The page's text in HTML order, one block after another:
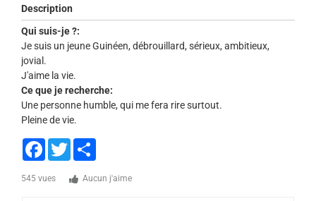
Description
Qui suis-je ?:
Je suis un jeune Guinéen, débrouillard, sérieux, ambitieux,
jovial.
J'aime la vie.
Ce que je recherche:
Une personne humble, qui me fera rire surtout.
Pleine de vie.
Facebook
Twitter
545 vues Aucun j'aime